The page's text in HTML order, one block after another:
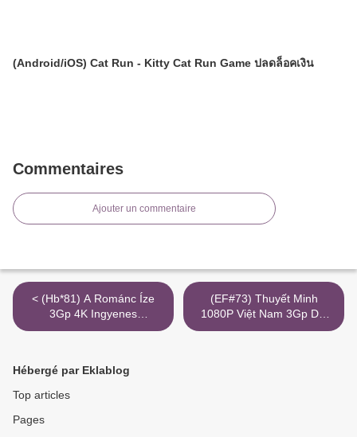
(Android/iOS) Cat Run - Kitty Cat Run Game ปลดล็อคเงิน
Commentaires
Ajouter un commentaire
< (Hb*81) A Románc Íze
3Gp 4K Ingyenes
Streaming
(EF#73) Thuyết Minh
1080P Việt Nam 3Gp Dai
Võ Sinh Huyên Chiên
Hébergé par Eklablog
Top articles
Pages